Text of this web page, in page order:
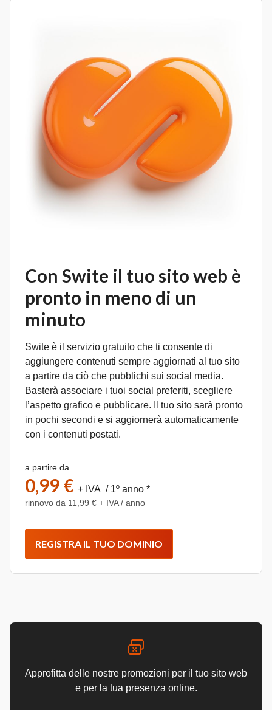
Con Swite il tuo sito web è
pronto in meno di un
minuto
Swite è il servizio gratuito che ti consente di
aggiungere contenuti sempre aggiornati al tuo sito
a partire da ciò che pubblichi sui social media.
Basterà associare i tuoi social preferiti, scegliere
l’aspetto grafico e pubblicare. Il tuo sito sarà pronto
in pochi secondi e si aggiornerà automaticamente
con i contenuti postati.
a partire da
0,99 € + IVA / 1º anno *
rinnovo da 11,99 € + IVA / anno
REGISTRA IL TUO DOMINIO
Approfitta delle nostre promozioni per il tuo sito web
e per la tua presenza online.